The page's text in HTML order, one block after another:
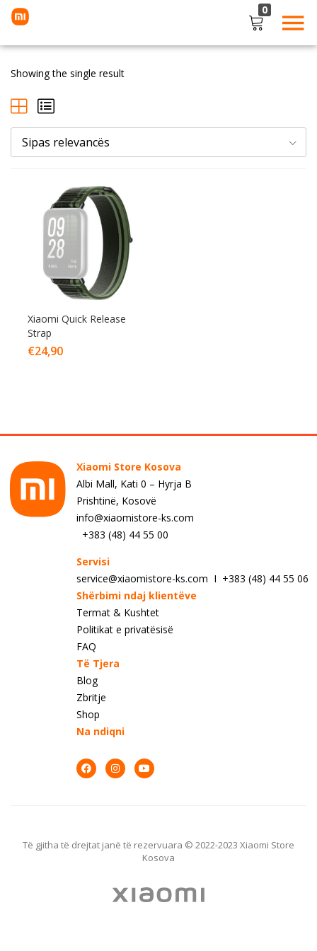
0
Enter your username and password to login.
Showing the single result
Sipas relevancës
Xiaomi Quick Release
Strap
€24,90
Xiaomi Store Kosova
Albi Mall, Kati 0 – Hyrja B
Prishtinë, Kosovë
info@xiaomistore-ks.com
+383 (48) 44 55 00
Servisi
service@xiaomistore-ks.com I +383 (48) 44 55 06
Shërbimi ndaj klientëve
Termat & Kushtet
Politikat e privatësisë
FAQ
Të Tjera
Blog
Zbritje
Shop
Na ndiqni
Të gjitha të drejtat janë të rezervuara © 2022-2023 Xiaomi Store
Kosova